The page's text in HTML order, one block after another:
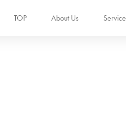
TOP About Us Service